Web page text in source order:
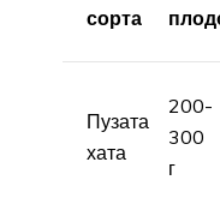
сорта
Пузата
хата
200-
300
г